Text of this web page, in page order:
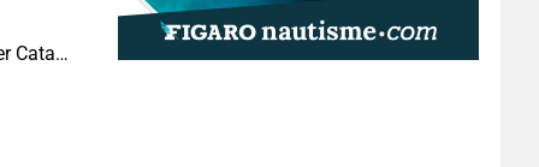
6 questions à Damien Dion, directeur d’Outremer Catamarans